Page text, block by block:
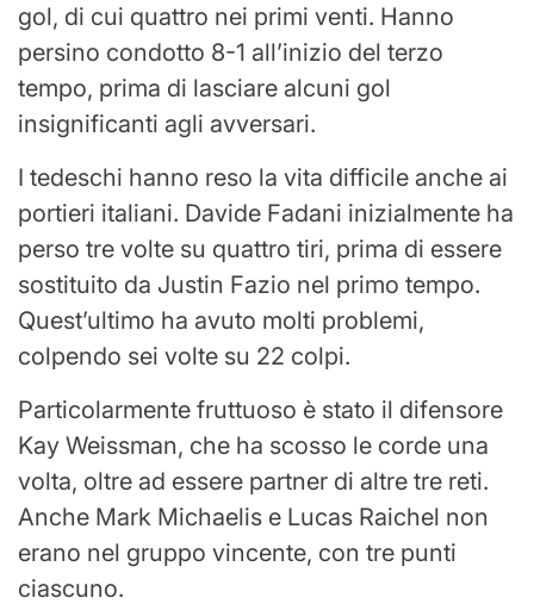
gol, di cui quattro nei primi venti. Hanno
persino condotto 8-1 all’inizio del terzo
tempo, prima di lasciare alcuni gol
insignificanti agli avversari.
I tedeschi hanno reso la vita difficile anche ai
portieri italiani. Davide Fadani inizialmente ha
perso tre volte su quattro tiri, prima di essere
sostituito da Justin Fazio nel primo tempo.
Quest’ultimo ha avuto molti problemi,
colpendo sei volte su 22 colpi.
Particolarmente fruttuoso è stato il difensore
Kay Weissman, che ha scosso le corde una
volta, oltre ad essere partner di altre tre reti.
Anche Mark Michaelis e Lucas Raichel non
erano nel gruppo vincente, con tre punti
ciascuno.